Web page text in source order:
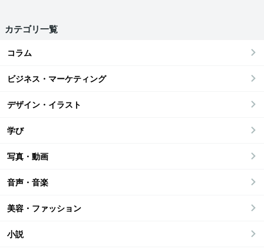
カテゴリ一覧
コラム
ビジネス・マーケティング
デザイン・イラスト
学び
写真・動画
音声・音楽
美容・ファッション
小説